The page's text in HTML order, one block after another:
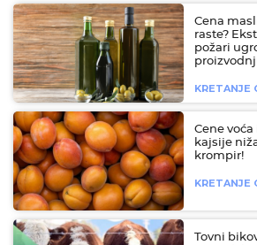
Cena
raste?
požari
KRETANJE
Cene voća
kajsije
krompir!
KRETANJE
Tovni